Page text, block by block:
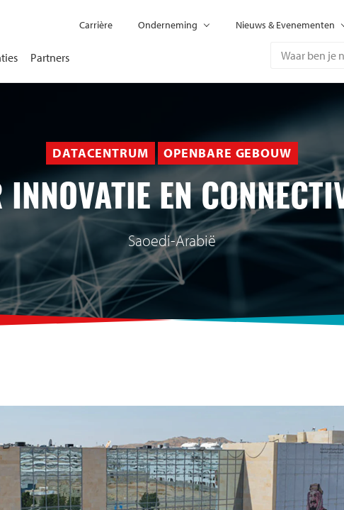
Partners
Carrière Onderneming Nieuws & Evenementen
DATACENTRUM OPENBARE GEBOUW
INNOVATIE EN
Saoedi-Arabië